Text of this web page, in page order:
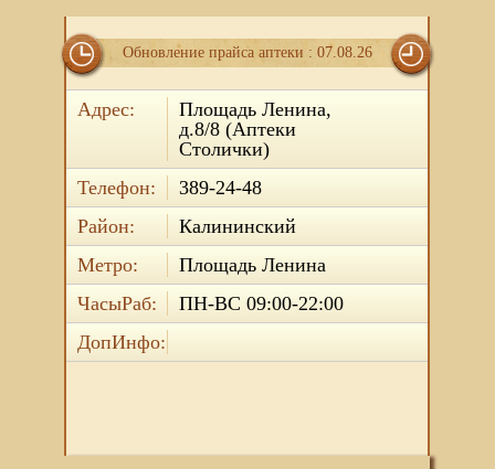
Обновление прайса аптеки : 07.08.26
Адрес:
Площадь Ленина,
д.8/8 (Аптеки
Столички)
Телефон:
389-24-48
Район:
Калининский
Метро:
Площадь Ленина
ЧасыРаб:
ПН-ВС 09:00-22:00
ДопИнфо: